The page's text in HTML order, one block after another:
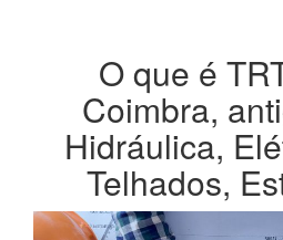
O que é
Coimbra,
Hidráulica,
Telhados,